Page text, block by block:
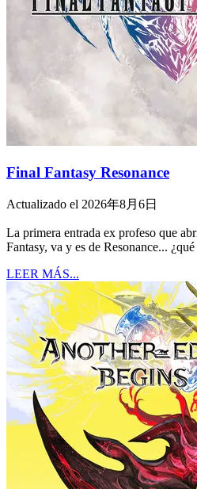
Final Fantasy Resonance
Actualizado el 2026年8月6日
La primera entrada ex profeso que
Fantasy, va y es de Resonance...
LEER MÁS...